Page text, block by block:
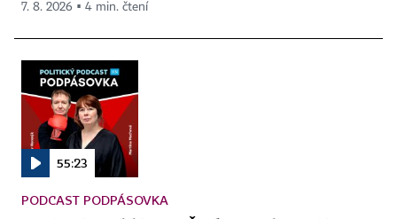
7. 8. 2026 ▪ 4 min. čtení
55:23
PODCAST PODPÁSOVKA